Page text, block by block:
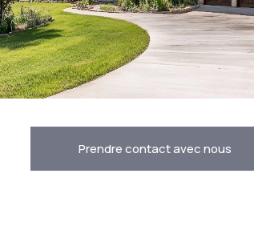
Prendre contact avec nous